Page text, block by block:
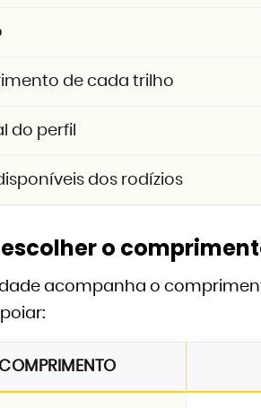
de cada trilho
do perfil
dos rodízios
escolher o
acompanha o
COMPRIMENTO